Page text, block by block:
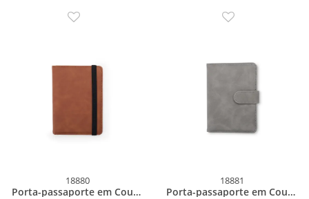
18880
Porta-passaporte em Couro
18881
Porta-passaporte em Couro